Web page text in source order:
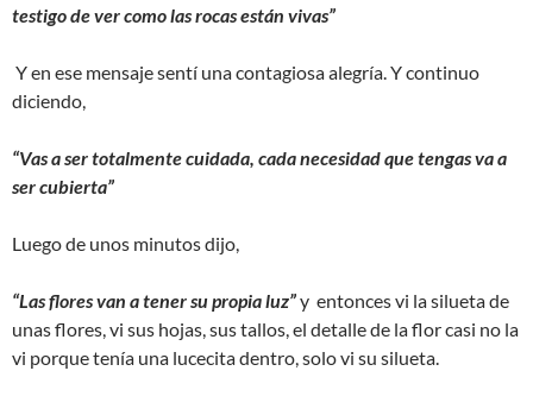
testigo de ver como las rocas están vivas”
Y en ese mensaje sentí una contagiosa alegría. Y continuo
diciendo,
“Vas a ser totalmente cuidada, cada necesidad que tengas va a
ser cubierta”
Luego de unos minutos dijo,
“Las flores van a tener su propia luz”y entonces vi la silueta de
unas flores, vi sus hojas, sus tallos, el detalle de la flor casi no la
vi porque tenía una lucecita dentro, solo vi su silueta.